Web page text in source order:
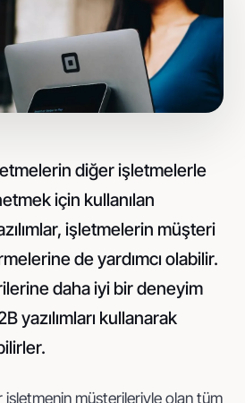
fotoğraf
reklam yönetimi
diğer işletmelerle
için kullanılan
işletmelerin müşteri
de yardımcı olabilir.
daha iyi bir deneyim
yazılımları kullanarak
müşterileriyle olan tüm